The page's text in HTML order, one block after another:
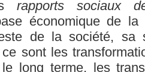
rapports sociaux
économique de
de la société, sa
sont les
long terme, les